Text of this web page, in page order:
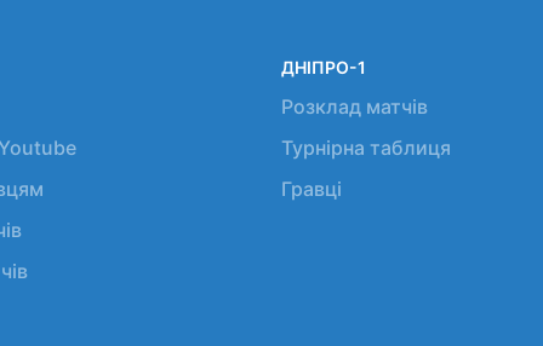
ДНІПРО-1
Розклад матчів
Турнірна таблиця
Гравці